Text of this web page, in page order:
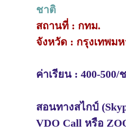
ชาติ
สถานที่ : กทม.
จังหวัด : กรุงเทพม
ค่าเรียน : 400-500/
สอนทางสไกป์
VDO Call หรือ